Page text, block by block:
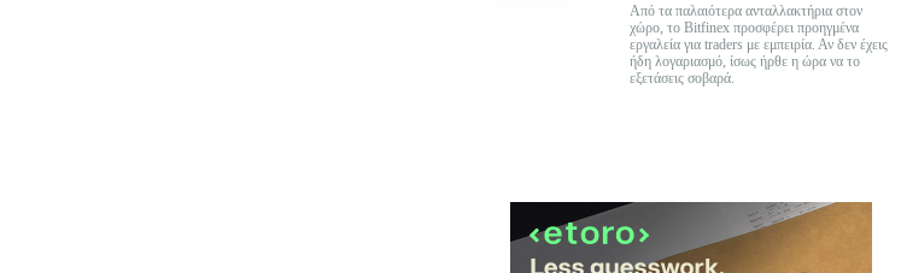
Από τα παλαιότερα ανταλλακτήρια στον
χώρο, το Bitfinex προσφέρει προηγμένα
εργαλεία για traders με εμπειρία. Αν δεν έχεις
ήδη λογαριασμό, ίσως ήρθε η ώρα να το
εξετάσεις σοβαρά.